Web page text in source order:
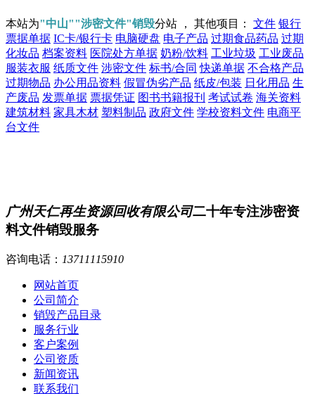
本站为"中山""涉密文件"销毁分站 ， 其他项目： 文件 银行
票据单据 IC卡/银行卡 电脑硬盘 电子产品 过期食品药品 过期
化妆品 档案资料 医院处方单据 奶粉/饮料 工业垃圾 工业废品
服装衣服 纸质文件 涉密文件 标书/合同 快递单据 不合格产品
过期物品 办公用品资料 假冒伪劣产品 纸皮/包装 日化用品 生
产废品 发票单据 票据凭证 图书书籍报刊 考试试卷 海关资料
建筑材料 家具木材 塑料制品 政府文件 学校资料文件 电商平
台文件
广州天仁再生资源回收有限公司二十年专注涉密资
料文件销毁服务
咨询电话： 13711115910
网站首页
公司简介
销毁产品目录
服务行业
客户案例
公司资质
新闻资讯
联系我们